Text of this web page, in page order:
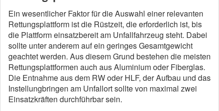
Ein wesentlicher Faktor für die Auswahl einer relevanten
Rettungsplattform ist die Rüstzeit, die erforderlich ist, bis
die Plattform einsatzbereit am Unfallfahrzeug steht. Dabei
sollte unter anderem auf ein geringes Gesamtgewicht
geachtet werden. Aus diesem Grund bestehen die meisten
Rettungsplattformen auch aus Aluminium oder Fiberglas.
Die Entnahme aus dem RW oder HLF, der Aufbau und das
Instellungbringen am Unfallort sollte von maximal zwei
Einsatzkräften durchführbar sein.